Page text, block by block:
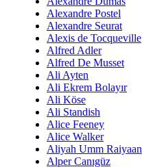
Alexandre Postel
Alexandre Seurat
Alexis de Tocqueville
Alfred Adler
Alfred De Musset
Ali Ayten
Ali Ekrem Bolayır
Ali Köse
Ali Standish
Alice Feeney
Alice Walker
Aliyah Umm Raiyaan
Alper Canıgüz